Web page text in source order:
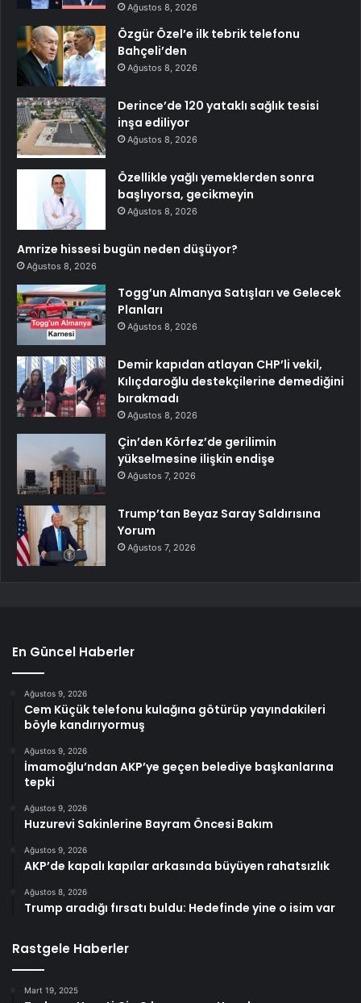
Ağustos 8, 2026
Özgür Özel’e ilk tebrik telefonu
Bahçeli’den
Ağustos 8, 2026
Derince’de 120 yataklı sağlık tesisi
inşa ediliyor
Ağustos 8, 2026
Özellikle yağlı yemeklerden sonra
başlıyorsa, gecikmeyin
Ağustos 8, 2026
Amrize hissesi bugün neden düşüyor?
Ağustos 8, 2026
Togg’un Almanya Satışları ve Gelecek
Planları
Ağustos 8, 2026
Demir kapıdan atlayan CHP’li vekil,
Kılıçdaroğlu destekçilerine demediğini
bırakmadı
Ağustos 8, 2026
Çin’den Körfez’de gerilimin
yükselmesine ilişkin endişe
Ağustos 7, 2026
Trump’tan Beyaz Saray Saldırısına
Yorum
Ağustos 7, 2026
En Güncel Haberler
Ağustos 9, 2026
Cem Küçük telefonu kulağına götürüp yayındakileri
böyle kandırıyormuş
Ağustos 9, 2026
İmamoğlu’ndan AKP’ye geçen belediye başkanlarına
tepki
Ağustos 9, 2026
Huzurevi Sakinlerine Bayram Öncesi Bakım
Ağustos 9, 2026
AKP’de kapalı kapılar arkasında büyüyen rahatsızlık
Ağustos 8, 2026
Trump aradığı fırsatı buldu: Hedefinde yine o isim var
Rastgele Haberler
Mart 19, 2025